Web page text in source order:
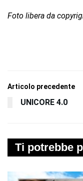
Foto libera da
Articolo precedente
UNICORE 4.0
Ti potrebbe